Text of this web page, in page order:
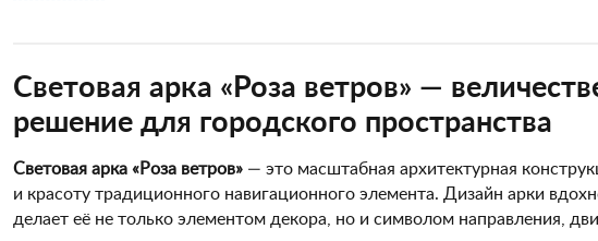
Световая арка «Роза ветров» —
решение для городского пространства
Световая арка «Роза ветров»— это масштабная архитектурная
и красоту традиционного навигационного элемента. Дизайн арки
делает её не только элементом декора, но и символом направления,